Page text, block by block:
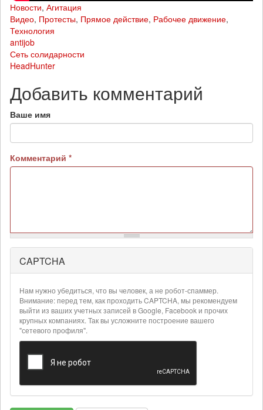
Новости, Агитация
Видео, Протесты, Прямое действие, Рабочее движение,
Технология
antijob
Сеть солидарности
HeadHunter
Добавить комментарий
Ваше имя
Комментарий *
Более
подробная
информация
текстовых
форматах
CAPTCHA
Нам нужно убедиться, что вы человек, а не робот-спаммер.
Внимание: перед тем, как проходить CAPTCHA, мы рекомендуем
выйти из ваших учетных записей в Google, Facebook и прочих
крупных компаниях. Так вы усложните построение вашего
"сетевого профиля".